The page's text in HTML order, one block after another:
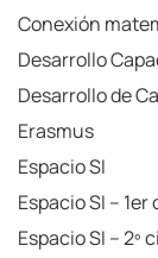
Conexión
Desarrollo
Desarrollo de
Erasmus
Espacio SI
Espacio SI – 1er
Espacio SI – 2º